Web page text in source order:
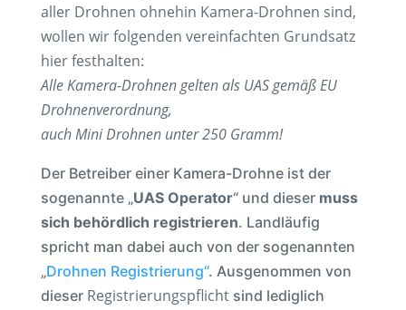
aller Drohnen ohnehin Kamera-Drohnen sind,
wollen wir folgenden vereinfachten Grundsatz
hier festhalten:
Alle Kamera-Drohnen gelten als UAS gemäß EU
Drohnenverordnung,
auch Mini Drohnen unter 250 Gramm!
Der Betreiber einer Kamera-Drohne ist der
sogenannte „UAS Operator“ und dieser muss
sich behördlich registrieren. Landläufig
spricht man dabei auch von der sogenannten
„Drohnen Registrierung“. Ausgenommen von
dieser Registrierungspflicht sind lediglich